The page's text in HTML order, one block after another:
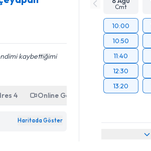
kaybettiğimi
4 Online Görüşme
Haritada Göster
Cmt
10:00
10:50
11:40
12:30
13:20